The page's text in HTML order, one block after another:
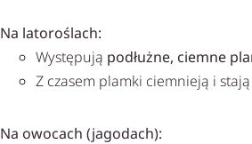
Na latoroślach:
Występują podłużne, ciemne
Z czasem plamki ciemnieją i
Na owocach (jagodach):